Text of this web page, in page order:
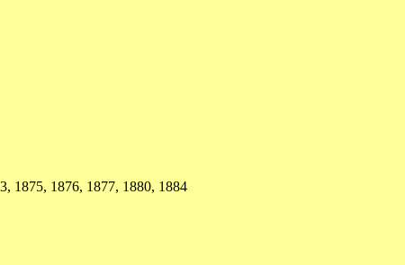
1875, 1876, 1877, 1880, 1884